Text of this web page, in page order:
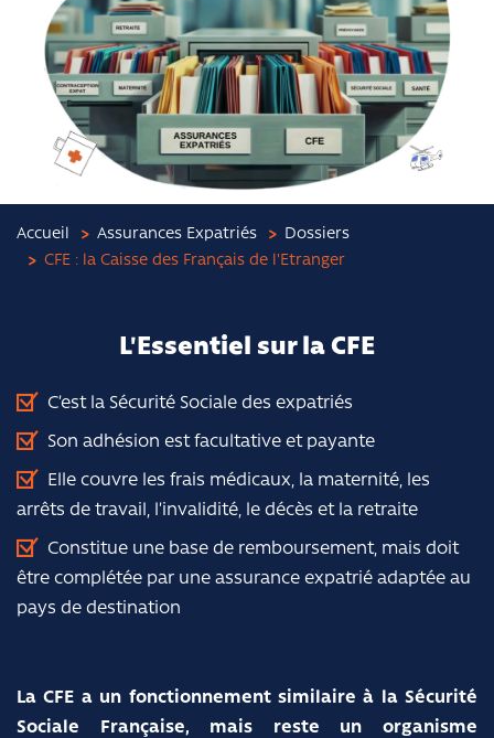
Accueil Assurances Expatriés
Dossiers
CFE : la Caisse des Français de l'Etranger
L'Essentiel sur la CFE
C’est la Sécurité Sociale des expatriés
Son adhésion est facultative et payante
Elle couvre les frais médicaux, la maternité, les
arrêts de travail, l’invalidité, le décès et la retraite
Constitue une base de remboursement, mais doit
être complétée par une assurance expatrié adaptée au
pays de destination
La CFE a un fonctionnement similaire à la Sécurité
Sociale Française, mais reste un organisme